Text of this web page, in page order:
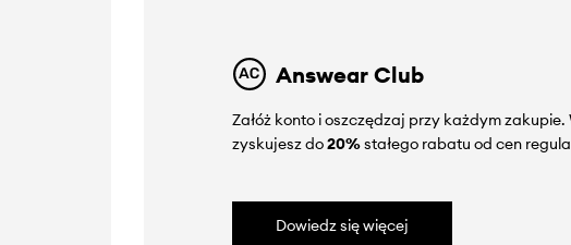
Answear Club
Załóż konto i oszczędzaj przy każdym zakupie.
zyskujesz do20%stałego rabatu od cen
Dowiedz się więcej